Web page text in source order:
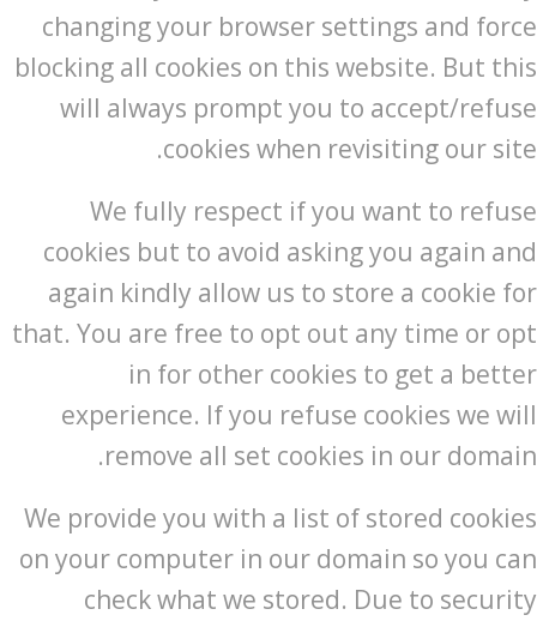
changing your browser settings and force
blocking all cookies on this website. But this
will always prompt you to accept/refuse
cookies when revisiting our site.
We fully respect if you want to refuse
cookies but to avoid asking you again and
again kindly allow us to store a cookie for
that. You are free to opt out any time or opt
in for other cookies to get a better
experience. If you refuse cookies we will
remove all set cookies in our domain.
We provide you with a list of stored cookies
on your computer in our domain so you can
check what we stored. Due to security